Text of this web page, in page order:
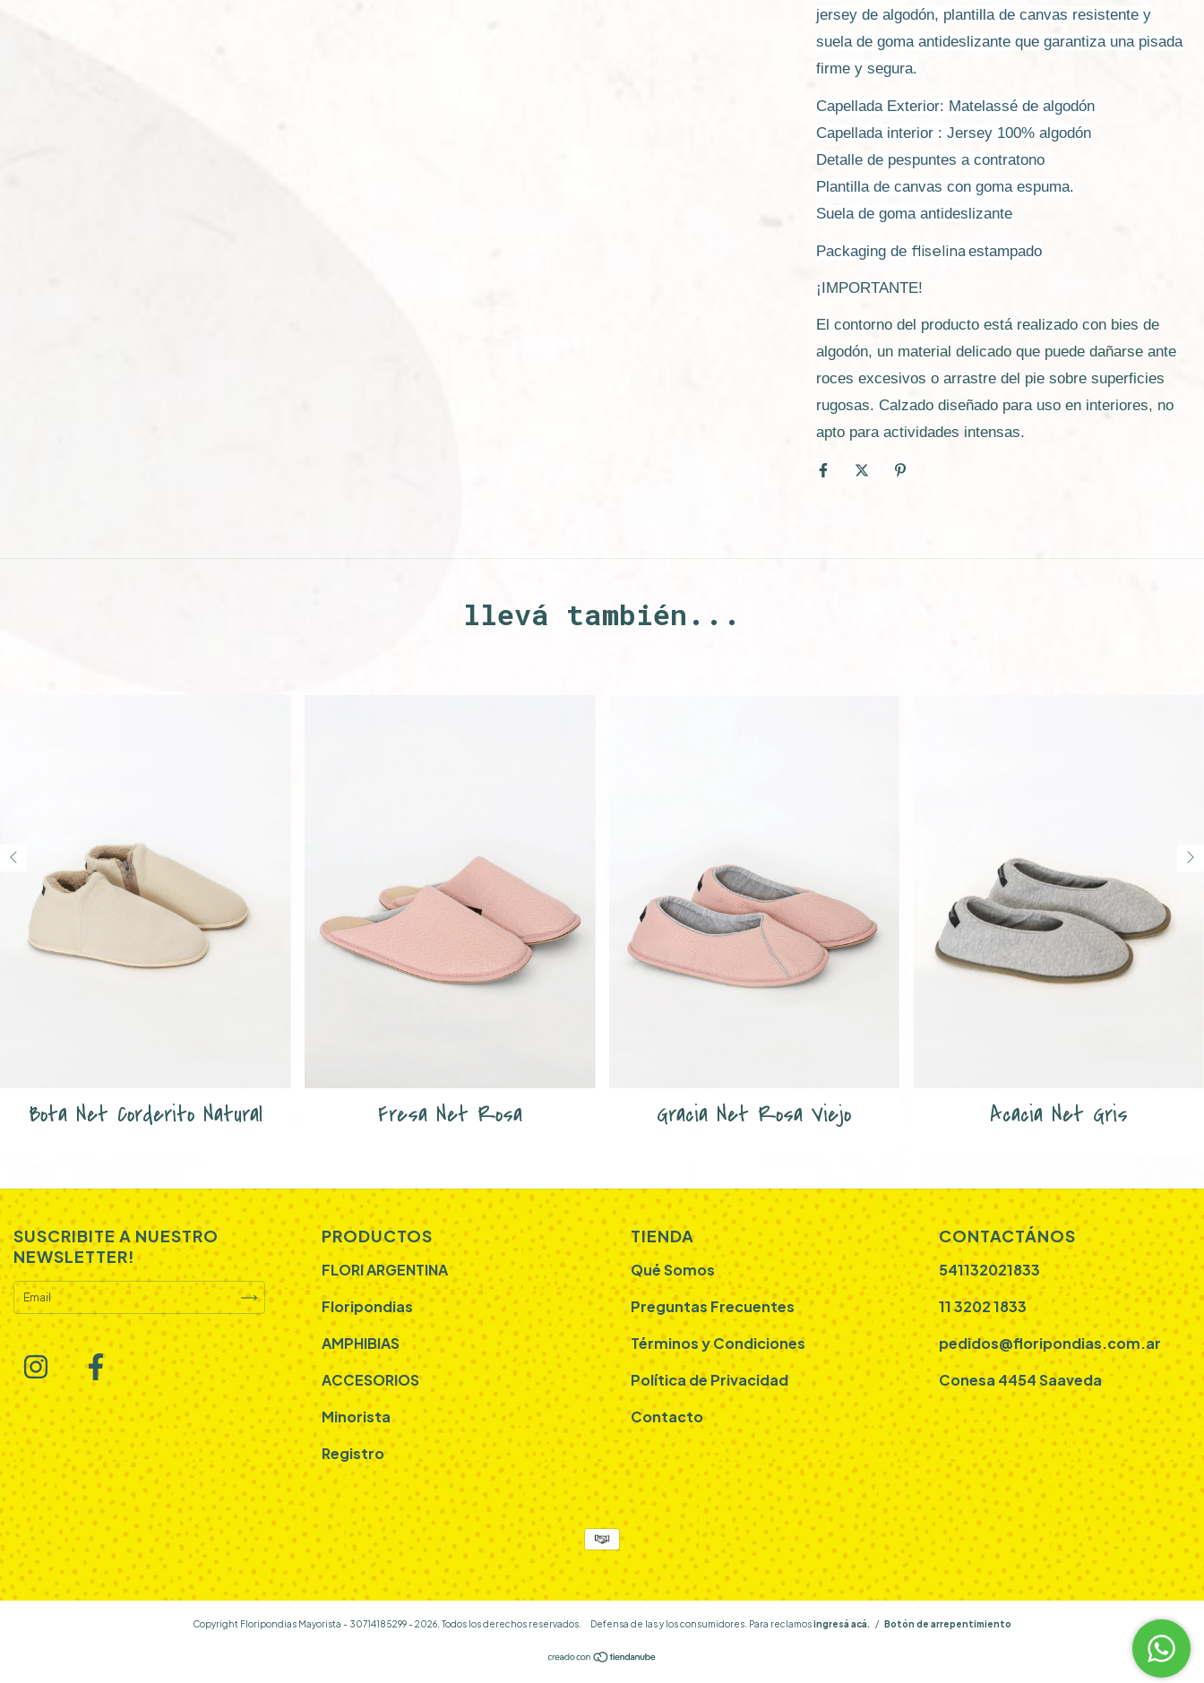
jersey de algodón, plantilla de canvas resistente y
suela de goma antideslizante que garantiza una pisada
firme y segura.
Capellada Exterior: Matelassé de algodón
Capellada interior : Jersey 100% algodón
Detalle de pespuntes a contratono
Plantilla de canvas con goma espuma.
Suela de goma antideslizante
Packaging de fliselina estampado
¡IMPORTANTE!
El contorno del producto está realizado con bies de
algodón, un material delicado que puede dañarse ante
roces excesivos o arrastre del pie sobre superficies
rugosas. Calzado diseñado para uso en interiores, no
apto para actividades intensas.
llevá también...
Bota Net Corderito Natural Fresa Net Rosa Gracia Net Rosa Viejo Acacia Net Gris
SUSCRIBITE A NUESTRO
NEWSLETTER!
PRODUCTOS
FLORI ARGENTINA
Floripondias
AMPHIBIAS
ACCESORIOS
Minorista
Registro
TIENDA
Qué Somos
Preguntas Frecuentes
Términos y Condiciones
Política de Privacidad
Contacto
CONTACTÁNOS
541132021833
11 3202 1833
pedidos@floripondias.com.ar
Conesa 4454 Saaveda
Copyright Floripondias Mayorista - 30714185299 - 2026. Todos los derechos reservados. Defensa de las y los consumidores. Para reclamosingresá acá. / Botón de arrepentimiento